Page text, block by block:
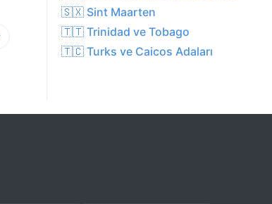
🇸🇽 Sint Maarten
🇹🇹 Trinidad ve Tobago
🇹🇨 Turks ve Caicos Adaları